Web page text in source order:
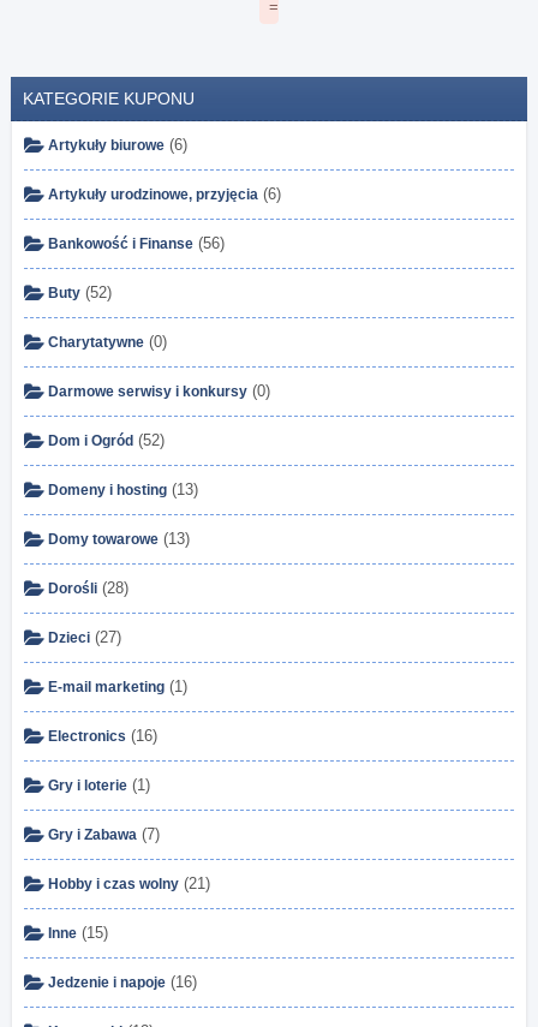
KATEGORIE KUPONU
Artykuły biurowe (6)
Artykuły urodzinowe, przyjęcia (6)
Bankowość i Finanse (56)
Buty (52)
Charytatywne (0)
Darmowe serwisy i konkursy (0)
Dom i Ogród (52)
Domeny i hosting (13)
Domy towarowe (13)
Dorośli (28)
Dzieci (27)
E-mail marketing (1)
Electronics (16)
Gry i loterie (1)
Gry i Zabawa (7)
Hobby i czas wolny (21)
Inne (15)
Jedzenie i napoje (16)